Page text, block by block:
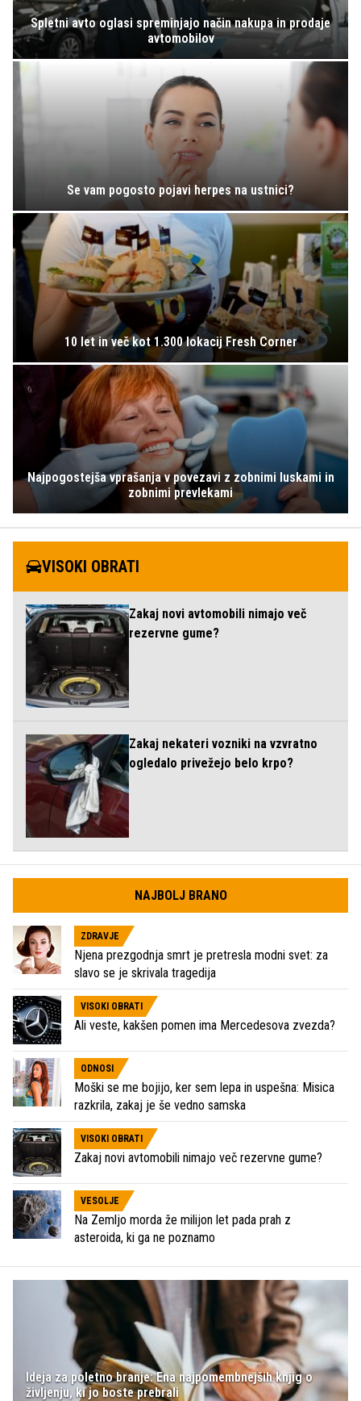
Spletni avto oglasi spreminjajo način nakupa in prodaje
avtomobilov
Se vam pogosto pojavi herpes na ustnici?
10 let in več kot 1.300 lokacij Fresh Corner
Najpogostejša vprašanja v povezavi z zobnimi luskami in
zobnimi prevlekami
VISOKI OBRATI
Zakaj novi avtomobili nimajo več
rezervne gume?
Zakaj nekateri vozniki na vzvratno
ogledalo privežejo belo krpo?
NAJBOLJ BRANO
ZDRAVJE
Njena prezgodnja smrt je pretresla modni svet: za
slavo se je skrivala tragedija
VISOKI OBRATI
Ali veste, kakšen pomen ima Mercedesova zvezda?
ODNOSI
Moški se me bojijo, ker sem lepa in uspešna: Misica
razkrila, zakaj je še vedno samska
VISOKI OBRATI
Zakaj novi avtomobili nimajo več rezervne gume?
VESOLJE
Na Zemljo morda že milijon let pada prah z
asteroida, ki ga ne poznamo
Ideja za poletno branje: Ena najpomembnejših knjig o
življenju, ki jo boste prebrali